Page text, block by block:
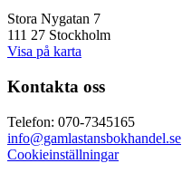
Stora Nygatan 7
111 27 Stockholm
Visa på karta
Kontakta oss
Telefon: 070-7345165
info@gamlastansbokhandel.se
Cookieinställningar